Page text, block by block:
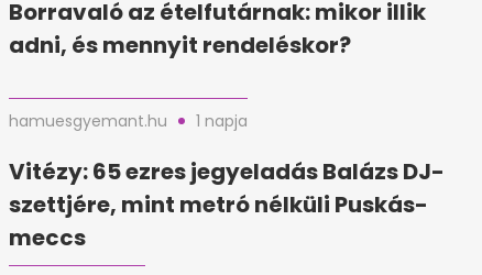
Borravaló az ételfutárnak: mikor illik
adni, és mennyit rendeléskor?
hamuesgyemant.hu 1 napja
Vitézy: 65 ezres jegyeladás Balázs DJ-
szettjére, mint metró nélküli Puskás-
meccs